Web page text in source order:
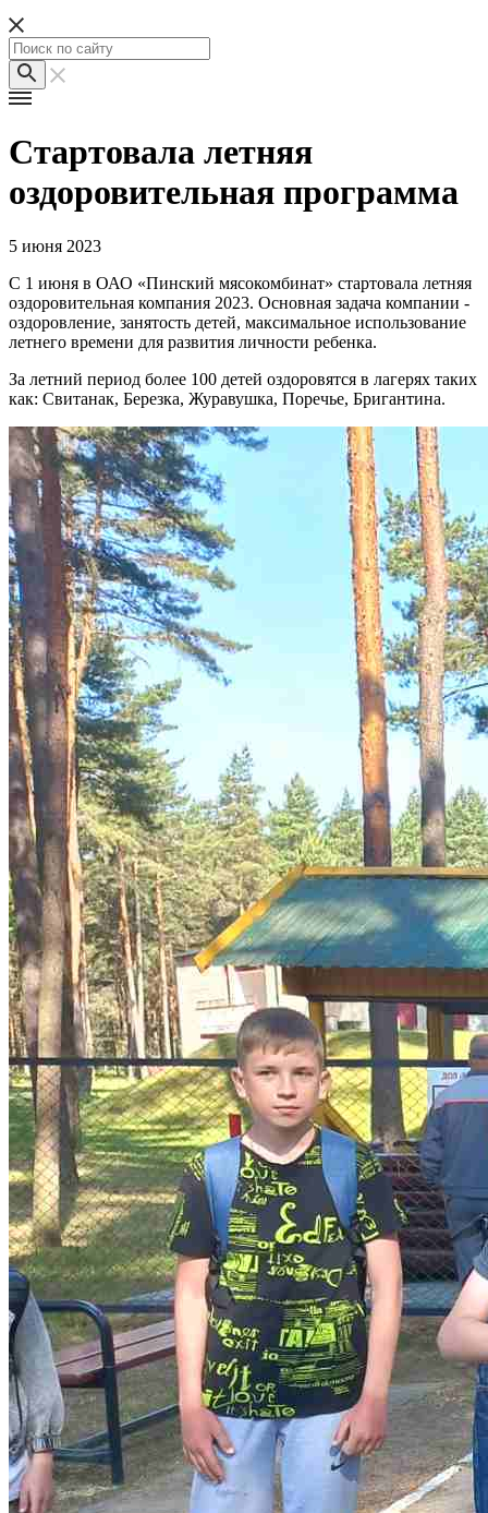
Стартовала летняя
оздоровительная программа
5 июня 2023
С 1 июня в ОАО «Пинский мясокомбинат» стартовала летняя
оздоровительная компания 2023. Основная задача компании -
оздоровление, занятость детей, максимальное использование
летнего времени для развития личности ребенка.
За летний период более 100 детей оздоровятся в лагерях таких
как: Свитанак, Березка, Журавушка, Поречье, Бригантина.